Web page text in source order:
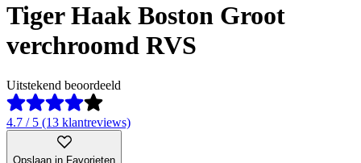
Tiger Haak Boston Groot
verchroomd RVS
Uitstekend beoordeeld
4.7 / 5 (13 klantreviews)
Opslaan in Favorieten